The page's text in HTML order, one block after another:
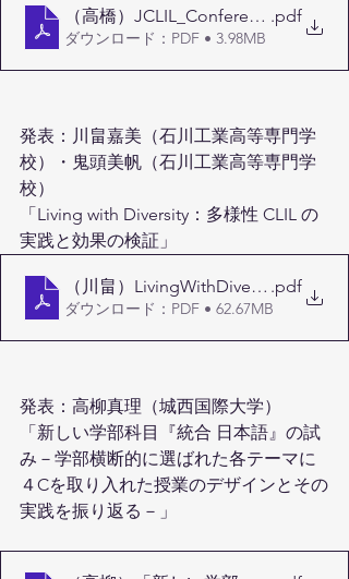
（高橋） .pdf
ダウンロード：PDF • 3.98MB
発表：川畠嘉美（石川工業高等専門学
校）・鬼頭美帆（石川工業高等専門学
校）
「Living with Diversity：多様性 CLIL の
実践と効果の検証」
（川畠） .pdf
ダウンロード：PDF • 62.67MB
発表：高柳真理（城西国際大学）
「新しい学部科目『統合 日本語』の試
み－学部横断的に選ばれた各テーマに
４Cを取り入れた授業のデザインとその
実践を振り返る－」